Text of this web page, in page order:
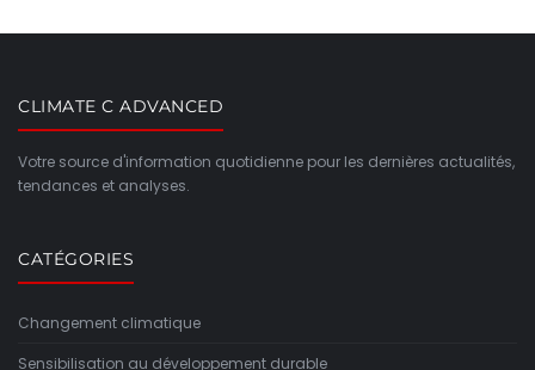
CLIMATE C ADVANCED
Votre source d'information quotidienne pour les dernières actualités,
tendances et analyses.
CATÉGORIES
Changement climatique
Sensibilisation au développement durable